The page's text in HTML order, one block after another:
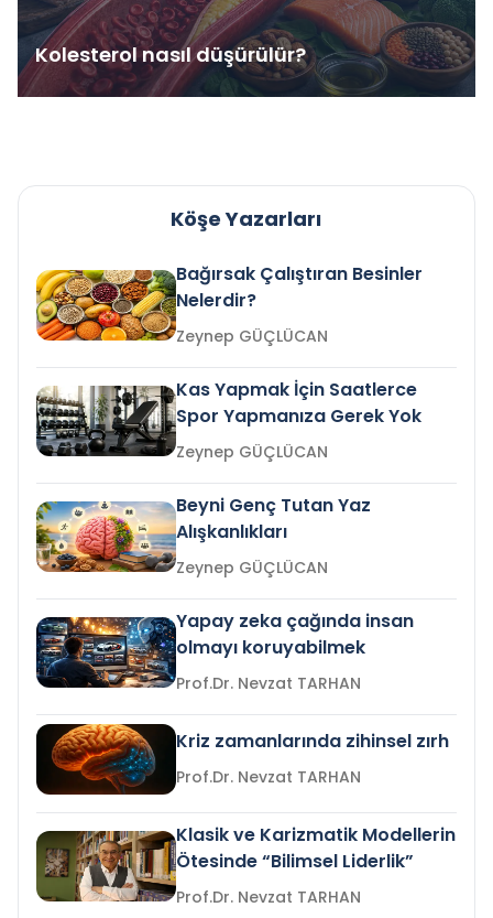
Kolesterol nasıl düşürülür?
Köşe Yazarları
Bağırsak Çalıştıran Besinler
Nelerdir?
Zeynep GÜÇLÜCAN
Kas Yapmak İçin Saatlerce
Spor Yapmanıza Gerek Yok
Zeynep GÜÇLÜCAN
Beyni Genç Tutan Yaz
Alışkanlıkları
Zeynep GÜÇLÜCAN
Yapay zeka çağında insan
olmayı koruyabilmek
Prof.Dr. Nevzat TARHAN
Kriz zamanlarında zihinsel zırh
Prof.Dr. Nevzat TARHAN
Klasik ve Karizmatik Modellerin
Ötesinde “Bilimsel Liderlik”
Prof.Dr. Nevzat TARHAN